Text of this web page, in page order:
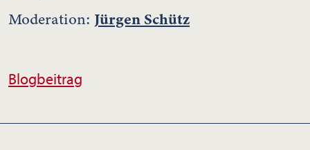
Moderation: Jürgen Schütz
Blogbeitrag